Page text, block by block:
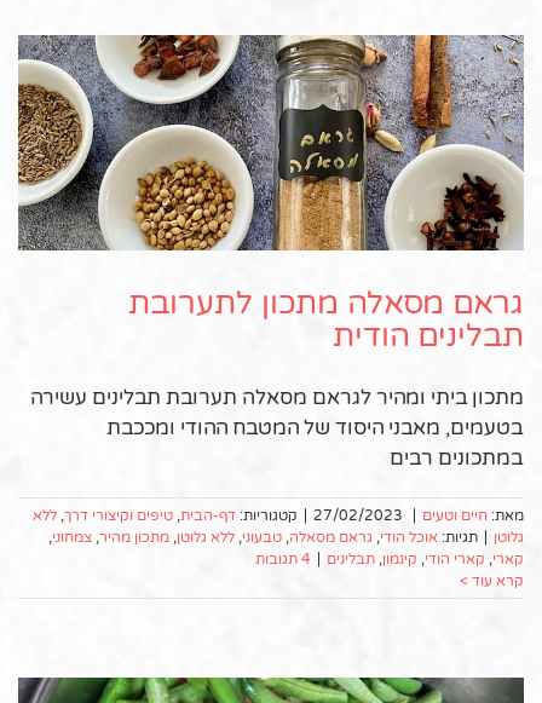
גראם מסאלה מתכון לתערובת
תבלינים הודית
מתכון ביתי ומהיר לגראם מסאלה תערובת תבלינים עשירה
בטעמים, מאבני היסוד של המטבח ההודי ומככבת
במתכונים רבים
מאת: חיים וטעים 27/02/2023 קטגוריות: דף-הבית, טיפים וקיצורי דרך, ללא
גלוטן
תגיות: אוכל הודי, גראם מסאלה, טבעוני, ללא גלוטן, מתכון מהיר, צמחוני,
קארי, קארי הודי, קינמון, תבלינים
4 תגובות
קרא עוד >